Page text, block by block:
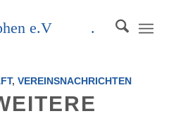
e.V .
, VEREINSNACHRICHTEN